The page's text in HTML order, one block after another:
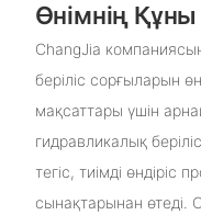
Өнімнің Құны
ChangJia
беріліс сорғыларын
мақсаттары үшін
гидравликалық
тегіс, тиімді өндіріс
сынақтарынан өтеді.